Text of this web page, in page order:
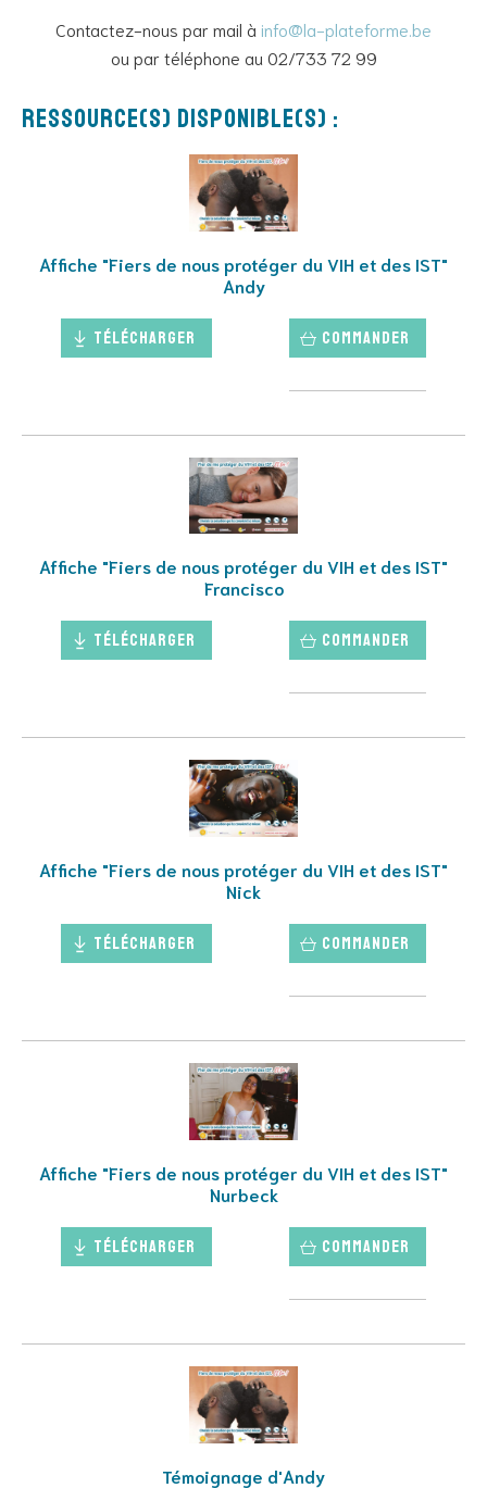
Contactez-nous par mail à info@la-plateforme.be
ou par téléphone au 02/733 72 99
Ressource(s) disponible(s) :
Affiche "Fiers de nous protéger du VIH et des IST"
Andy
Télécharger Commander
Affiche "Fiers de nous protéger du VIH et des IST"
Francisco
Télécharger Commander
Affiche "Fiers de nous protéger du VIH et des IST"
Nick
Télécharger Commander
Affiche "Fiers de nous protéger du VIH et des IST"
Nurbeck
Télécharger Commander
Témoignage d'Andy